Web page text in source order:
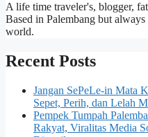
A life time traveler's, blogger,
Based in Palembang but
world.
Recent Posts
Jangan SePeLe-in Mata
Sepet, Perih, dan Lelah
Pempek Tumpah
Rakyat, Viralitas Media